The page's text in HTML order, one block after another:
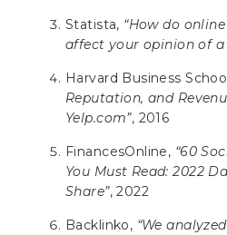
Statista, “How do
affect your opinion of a
Harvard Business
Reputation, and
Yelp.com”, 2016
FinancesOnline, “60
You Must Read: 2022
Share”, 2022
Backlinko, “We